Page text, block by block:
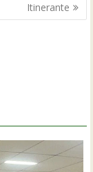
Itinerante